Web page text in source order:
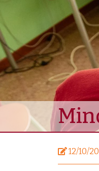
12/10/